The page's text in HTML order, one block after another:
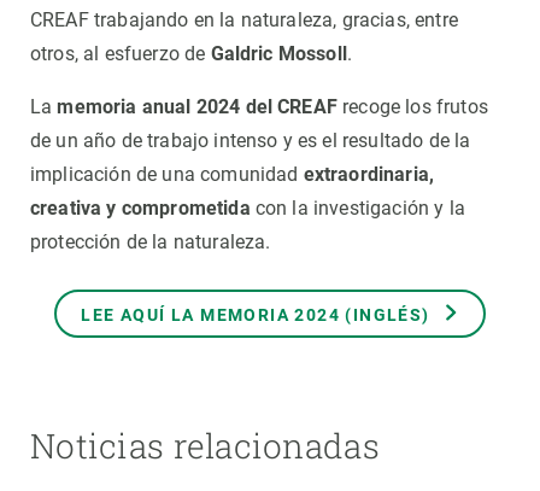
CREAF trabajando en la naturaleza, gracias, entre
otros, al esfuerzo de Galdric Mossoll .
Lamemoria anual 2024 del CREAF recoge los frutos
de un año de trabajo intenso y es el resultado de la
implicación de una comunidad extraordinaria,
creativa y comprometida con la investigación y la
protección de la naturaleza.
LEE AQUÍ LA MEMORIA 2024 (INGLÉS)
Noticias relacionadas